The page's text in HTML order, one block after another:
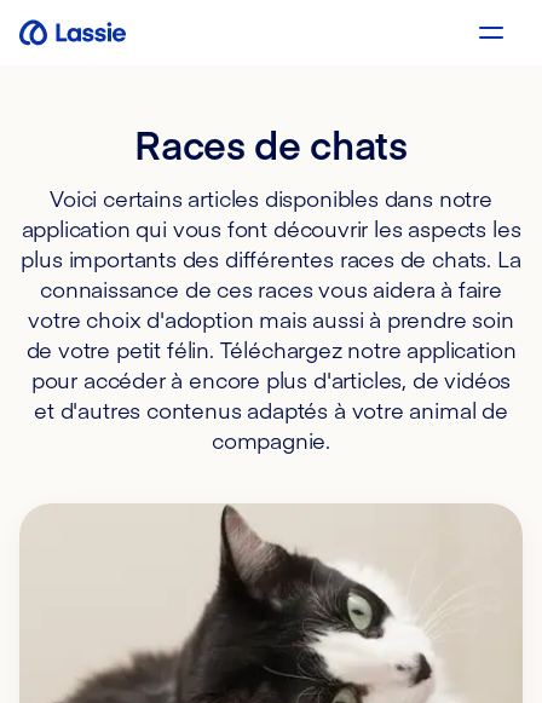
Races de chats
Voici certains articles disponibles dans notre
application qui vous font découvrir les aspects les
plus importants des différentes races de chats. La
connaissance de ces races vous aidera à faire
votre choix d'adoption mais aussi à prendre soin
de votre petit félin. Téléchargez notre application
pour accéder à encore plus d'articles, de vidéos
et d'autres contenus adaptés à votre animal de
compagnie.